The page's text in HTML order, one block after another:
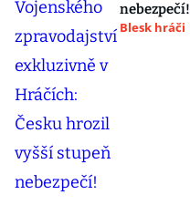
nebezpečí!
Blesk hráči